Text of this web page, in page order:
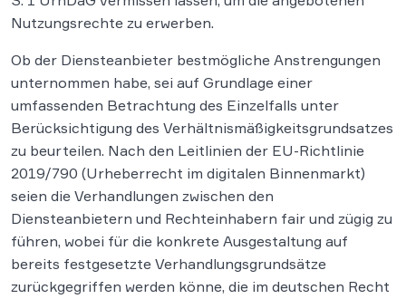
Nutzungsrechte zu erwerben.
Ob der Diensteanbieter bestmögliche Anstrengungen
unternommen habe, sei auf Grundlage einer
umfassenden Betrachtung des Einzelfalls unter
Berücksichtigung des Verhältnismäßigkeitsgrundsatzes
zu beurteilen. Nach den Leitlinien der EU-Richtlinie
2019/790 (Urheberrecht im digitalen Binnenmarkt)
seien die Verhandlungen zwischen den
Diensteanbietern und Rechteinhabern fair und zügig zu
führen, wobei für die konkrete Ausgestaltung auf
bereits festgesetzte Verhandlungsgrundsätze
zurückgegriffen werden könne, die im deutschen Recht